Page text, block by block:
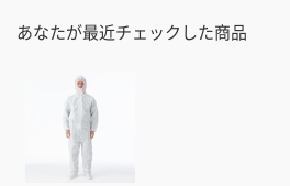
あなたが最近チェックした商品